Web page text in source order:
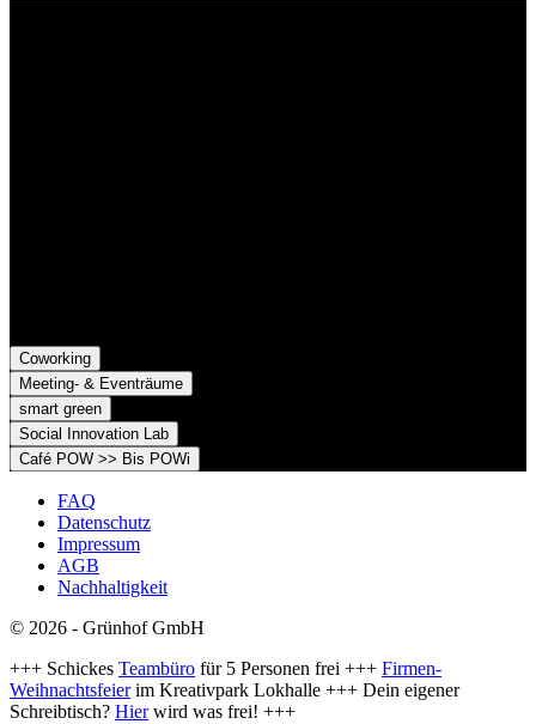
Coworking
Meeting- & Eventräume
smart green
Social Innovation Lab
Café POW >> Bis POWi
FAQ
Datenschutz
Impressum
AGB
Nachhaltigkeit
© 2026 - Grünhof GmbH
+++ Schickes Teambüro für 5 Personen frei +++ Firmen-
Weihnachtsfeierim Kreativpark Lokhalle +++ Dein eigener
Schreibtisch? Hierwird was frei! +++